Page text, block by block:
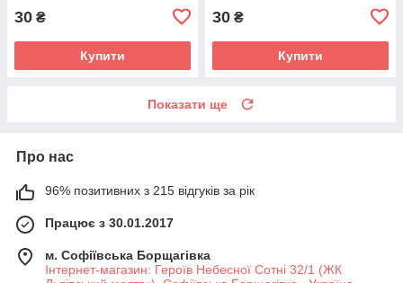
30 ₴
Купити
30 ₴
Купити
Показати ще
Про нас
96% позитивних з 215 відгуків за рік
Працює з 30.01.2017
м. Софіївська Борщагівка
Інтернет-магазин: Героїв Небесної Сотні 32/1 (ЖК